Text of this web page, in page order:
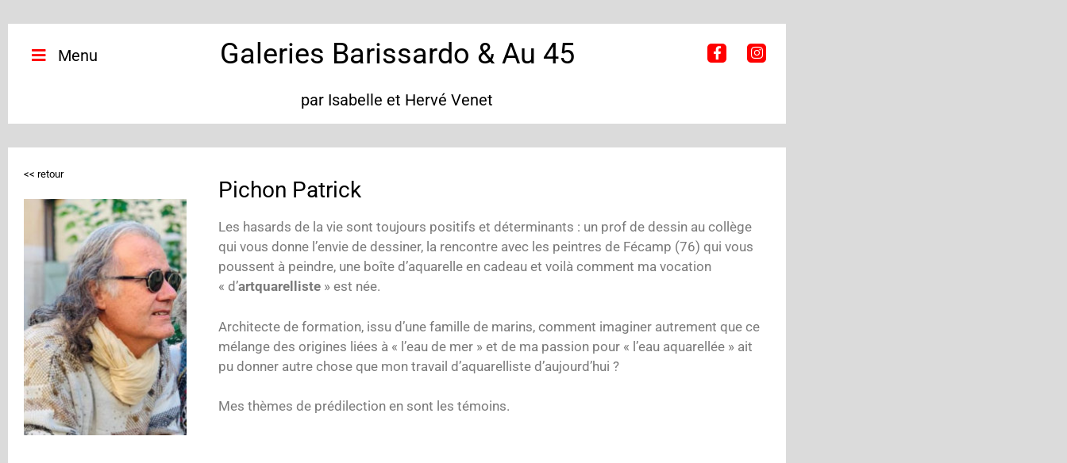
Menu Galeries Barissardo & Au 45
par Isabelle et Hervé Venet
<< retour
Pichon Patrick
Les hasards de la vie sont toujours positifs et déterminants : un prof de dessin au collège
qui vous donne l’envie de dessiner, la rencontre avec les peintres de Fécamp (76) qui vous
poussent à peindre, une boîte d’aquarelle en cadeau et voilà comment ma vocation
« d’artquarelliste» est née.
Architecte de formation, issu d’une famille de marins, comment imaginer autrement que ce
mélange des origines liées à « l’eau de mer » et de ma passion pour « l’eau aquarellée » ait
pu donner autre chose que mon travail d’aquarelliste d’aujourd’hui ?
Mes thèmes de prédilection en sont les témoins.